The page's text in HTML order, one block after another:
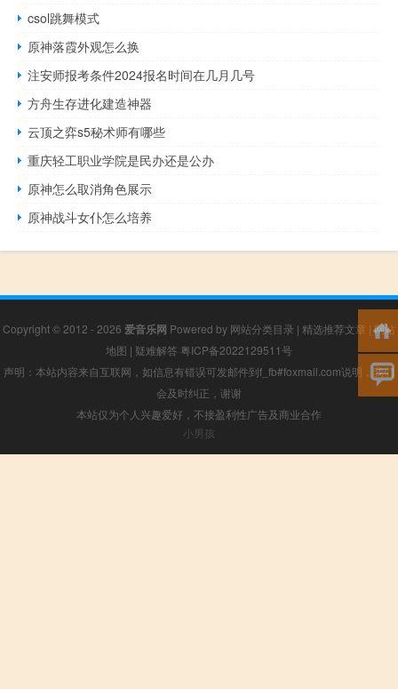
csol跳舞模式
原神落霞外观怎么换
注安师报考条件2024报名时间在几月几号
方舟生存进化建造神器
云顶之弈s5秘术师有哪些
重庆轻工职业学院是民办还是公办
原神怎么取消角色展示
原神战斗女仆怎么培养
Copyright © 2012 - 2026 爱音乐网 Powered by 网站分类目录 | 精选推荐文章 |网站
地图 | 疑难解答 粤ICP备2022129511号
声明：本站内容来自互联网，如信息有错误可发邮件到f_fb#foxmail.com说明，我们
会及时纠正，谢谢
本站仅为个人兴趣爱好，不接盈利性广告及商业合作
小男孩